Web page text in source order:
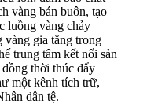
vàng bán buôn, tạo
luồng vàng chảy
vàng gia tăng trong
trung tâm kết nối sản
thời thúc đẩy
một kênh tích trữ,
dân tệ.